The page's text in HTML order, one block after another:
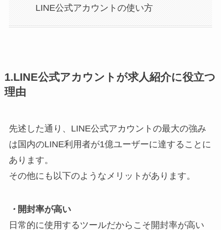
LINE公式アカウントの使い方
1.LINE公式アカウントが求人紹介に役立つ
理由
先述した通り、LINE公式アカウントの最大の強み
は国内のLINE利用者が1億ユーザーに達することに
あります。
その他にも以下のようなメリットがあります。
・ 開封率が高い
日常的に使用するツールだからこそ開封率が高い